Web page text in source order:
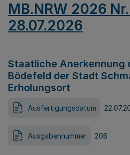
MB.NRW 2026
28.07.2026
Staatliche Anerkennung
Bödefeld der Stadt
Erholungsort
Ausfertigungsdatum
Ausgabennummer 208